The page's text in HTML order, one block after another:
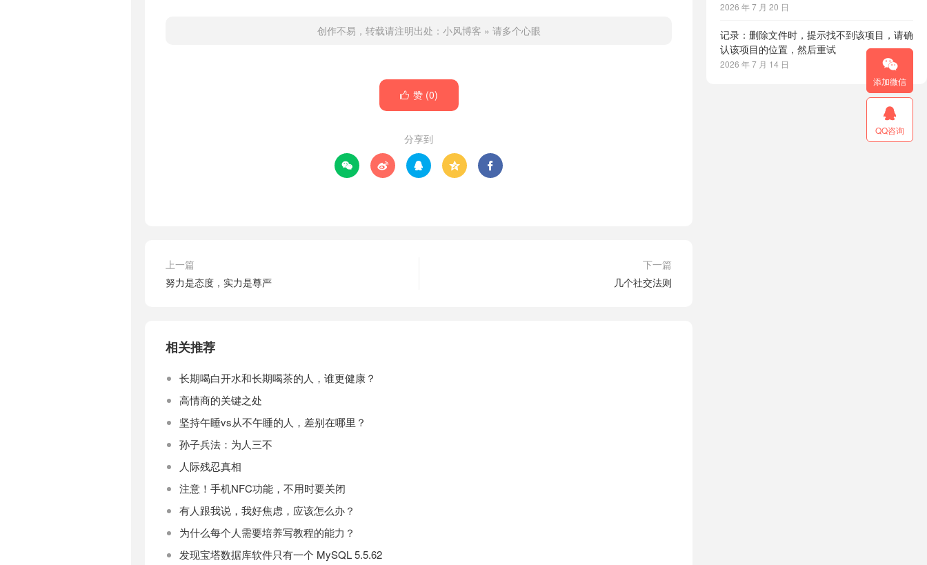
创作不易，转载请注明出处： 小风博客 » 请多个心眼
 赞 (0)
分享到
    
上一篇
努力是态度，实力是尊严
下一篇
几个社交法则
相关推荐
长期喝白开水和长期喝茶的人，谁更健康？
高情商的关键之处
坚持午睡vs从不午睡的人，差别在哪里？
孙子兵法：为人三不
人际残忍真相
注意！手机NFC功能，不用时要关闭
有人跟我说，我好焦虑，应该怎么办？
为什么每个人需要培养写教程的能力？
发现宝塔数据库软件只有一个 MySQL 5.5.62
2026 年 7 月 20 日
记录：删除文件时，提示找不到该项目，请确
认该项目的位置，然后重试
2026 年 7 月 14 日 
添加微信

QQ咨询